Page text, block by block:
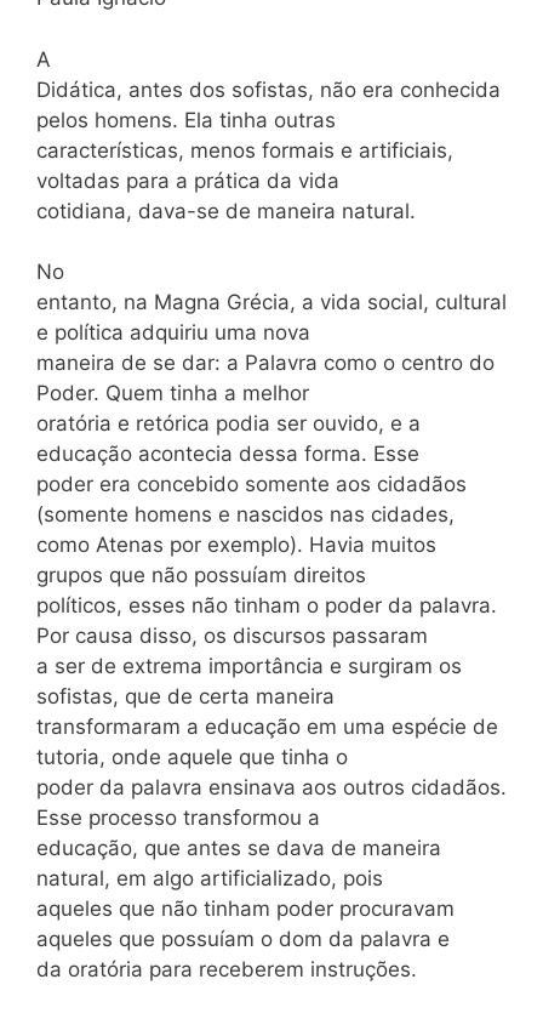
A
Didática, antes dos sofistas, não era conhecida
pelos homens. Ela tinha outras
características, menos formais e artificiais,
voltadas para a prática da vida
cotidiana, dava-se de maneira natural.
No
entanto, na Magna Grécia, a vida social, cultural
e política adquiriu uma nova
maneira de se dar: a Palavra como o centro do
Poder. Quem tinha a melhor
oratória e retórica podia ser ouvido, e a
educação acontecia dessa forma. Esse
poder era concebido somente aos cidadãos
(somente homens e nascidos nas cidades,
como Atenas por exemplo). Havia muitos
grupos que não possuíam direitos
políticos, esses não tinham o poder da palavra.
Por causa disso, os discursos passaram
a ser de extrema importância e surgiram os
sofistas, que de certa maneira
transformaram a educação em uma espécie de
tutoria, onde aquele que tinha o
poder da palavra ensinava aos outros cidadãos.
Esse processo transformou a
educação, que antes se dava de maneira
natural, em algo artificializado, pois
aqueles que não tinham poder procuravam
aqueles que possuíam o dom da palavra e
da oratória para receberem instruções.